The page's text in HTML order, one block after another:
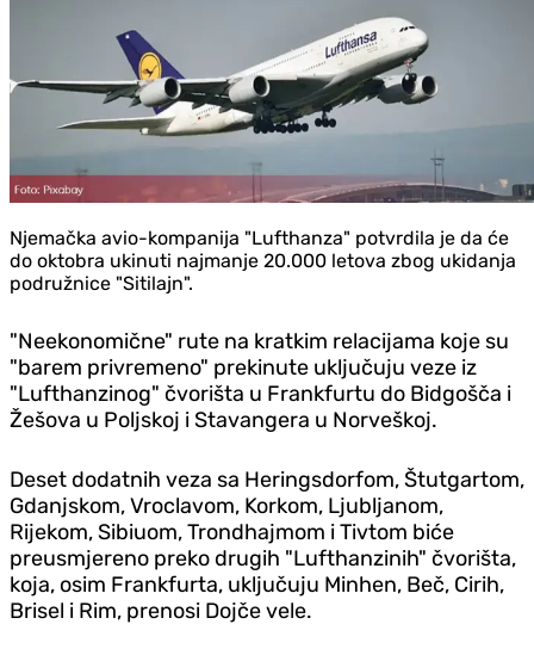
Njemačka avio-kompanija "Lufthanza" potvrdila je da će
do oktobra ukinuti najmanje 20.000 letova zbog ukidanja
podružnice "Sitilajn".
"Neekonomične" rute na kratkim relacijama koje su
"barem privremeno" prekinute uključuju veze iz
"Lufthanzinog" čvorišta u Frankfurtu do Bidgošča i
Žešova u Poljskoj i Stavangera u Norveškoj.
Deset dodatnih veza sa Heringsdorfom, Štutgartom,
Gdanjskom, Vroclavom, Korkom, Ljubljanom,
Rijekom, Sibiuom, Trondhajmom i Tivtom biće
preusmjereno preko drugih "Lufthanzinih" čvorišta,
koja, osim Frankfurta, uključuju Minhen, Beč, Cirih,
Brisel i Rim, prenosi Dojče vele.